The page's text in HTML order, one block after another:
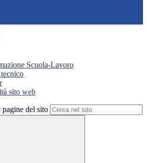
Scuola-Lavoro
sito web
del sito